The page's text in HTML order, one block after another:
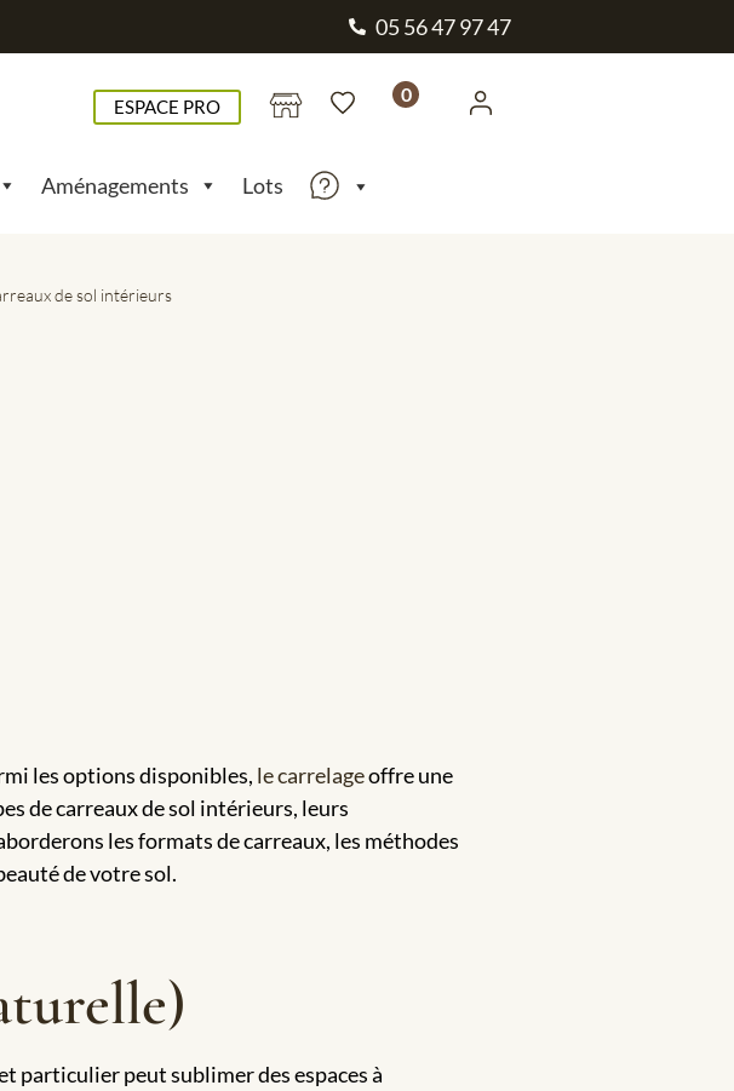
05 56 47 97 47
ESPACE PRO
0
Aménagements Lots
de sol intérieurs
les options disponibles, le carrelageoffre une
de carreaux de sol intérieurs, leurs
les formats de carreaux, les méthodes
de votre sol.
particulier peut sublimer des espaces à